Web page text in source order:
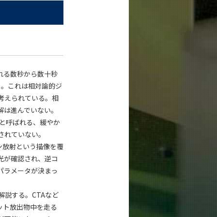
る数秒から数十秒
これは相対論的ジ
えられている。相
進んでいない。
呼ばれる、緩やか
ていない。
射という描像を覆
が確認され、逆コ
メータが決まっ
説する。CTAなど
放出物中を走る